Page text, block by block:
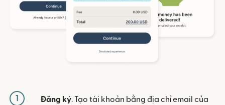
1 Đăng ký. Tạo tài khoản bằng địa chỉ email của